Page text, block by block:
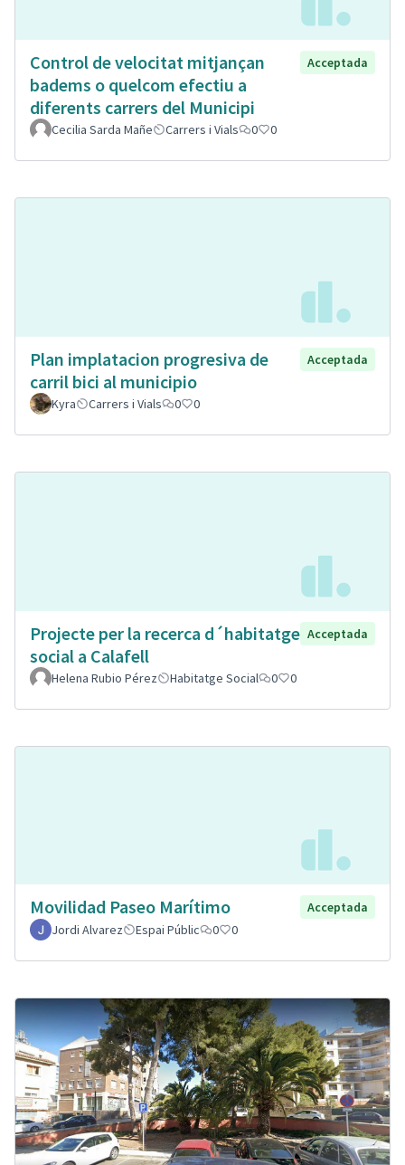
Control de velocitat mitjançan
badems o quelcom efectiu a
diferents carrers del Municipi
Acceptada
Cecilia Sarda Mañe Carrers i Vials 0 0
Plan implatacion progresiva de
carril bici al municipio
Acceptada
Kyra Carrers i Vials 0 0
Projecte per la recerca d´habitatge
social a Calafell
Acceptada
Helena Rubio Pérez Habitatge Social 0 0
Movilidad Paseo Marítimo
Acceptada
Jordi Alvarez
Espai Públic 0 0